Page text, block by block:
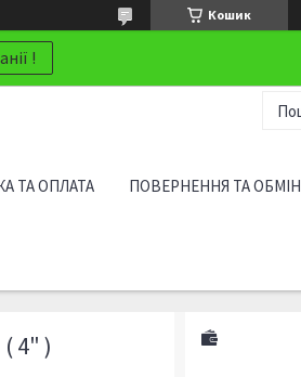
Кошик
!
ТА ОПЛАТА ПОВЕРНЕННЯ ТА ОБМІН
4" )